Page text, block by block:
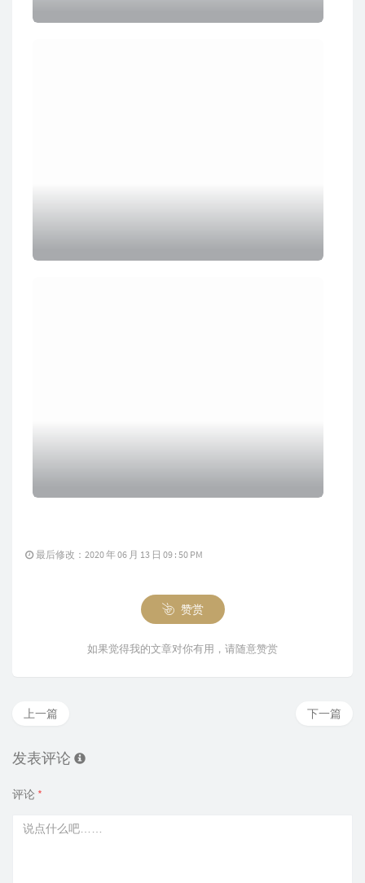
最后修改：2020 年 06 月 13 日 09 : 50 PM
赞赏
如果觉得我的文章对你有用，请随意赞赏
下一篇
上一篇
发表评论
评论 *